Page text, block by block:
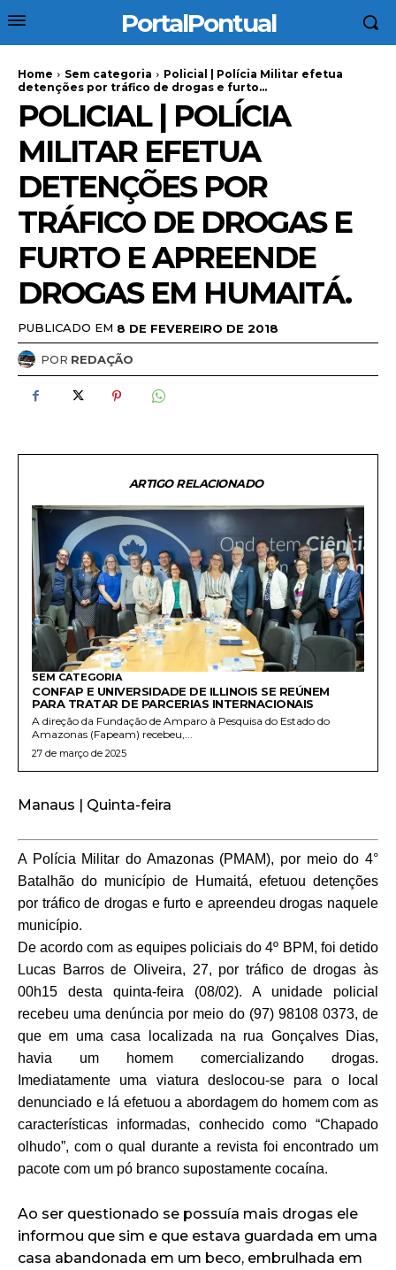
PortalPontual
Home Sem categoria
Policial | Polícia Militar efetua
detenções por tráfico de drogas e furto...
POLICIAL | POLÍCIA
MILITAR EFETUA
DETENÇÕES POR
TRÁFICO DE DROGAS E
FURTO E APREENDE
DROGAS EM HUMAITÁ.
PUBLICADO EM 8 DE FEVEREIRO DE 2018
POR REDAÇÃO
ARTIGO RELACIONADO
SEM CATEGORIA
CONFAP E UNIVERSIDADE DE ILLINOIS SE REÚNEM
PARA TRATAR DE PARCERIAS INTERNACIONAIS
A direção da Fundação de Amparo à Pesquisa do Estado do
Amazonas (Fapeam) recebeu,...
27 de março de 2025
Manaus | Quinta-feira
A Polícia Militar do Amazonas (PMAM), por meio do 4°
Batalhão do município de Humaitá, efetuou detenções
por tráfico de drogas e furto e apreendeu drogas naquele
município.
De acordo com as equipes policiais do 4º BPM, foi detido
Lucas Barros de Oliveira, 27, por tráfico de drogas às
00h15 desta quinta-feira (08/02). A unidade policial
recebeu uma denúncia por meio do (97) 98108 0373, de
que em uma casa localizada na rua Gonçalves Dias,
havia um homem comercializando drogas.
Imediatamente uma viatura deslocou-se para o local
denunciado e lá efetuou a abordagem do homem com as
características informadas, conhecido como “Chapado
olhudo”, com o qual durante a revista foi encontrado um
pacote com um pó branco supostamente cocaína.
Ao ser questionado se possuía mais drogas ele
informou que sim e que estava guardada em uma
casa abandonada em um beco, embrulhada em